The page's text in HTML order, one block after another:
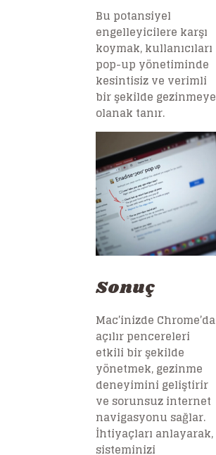
Bu potansiyel
engelleyicilere karşı
koymak, kullanıcıları
pop-up yönetiminde
kesintisiz ve verimli
bir şekilde gezinmeye
olanak tanır.
Sonuç
Mac’inizde Chrome’da
açılır pencereleri
etkili bir şekilde
yönetmek, gezinme
deneyimini geliştirir
ve sorunsuz internet
navigasyonu sağlar.
İhtiyaçları anlayarak,
sisteminizi